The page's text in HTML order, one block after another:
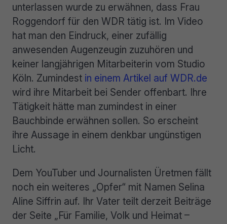
unterlassen wurde zu erwähnen, dass Frau
Roggendorf für den WDR tätig ist. Im Video
hat man den Eindruck, einer zufällig
anwesenden Augenzeugin zuzuhören und
keiner langjährigen Mitarbeiterin vom Studio
Köln. Zumindest in einem Artikel auf WDR.de
wird ihre Mitarbeit bei Sender offenbart. Ihre
Tätigkeit hätte man zumindest in einer
Bauchbinde erwähnen sollen. So erscheint
ihre Aussage in einem denkbar ungünstigen
Licht.
Dem YouTuber und Journalisten Üretmen fällt
noch ein weiteres „Opfer“ mit Namen Selina
Aline Siffrin auf. Ihr Vater teilt derzeit Beiträge
der Seite „Für Familie, Volk und Heimat –